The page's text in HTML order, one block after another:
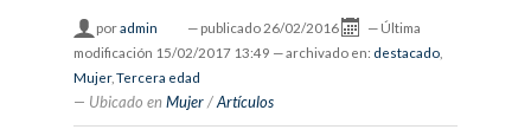
poradmin — publicado 26/02/2016 — Última
modificación 15/02/2017 13:49 — archivado en: destacado,
Mujer, Tercera edad
Ubicado en Mujer /Artículos